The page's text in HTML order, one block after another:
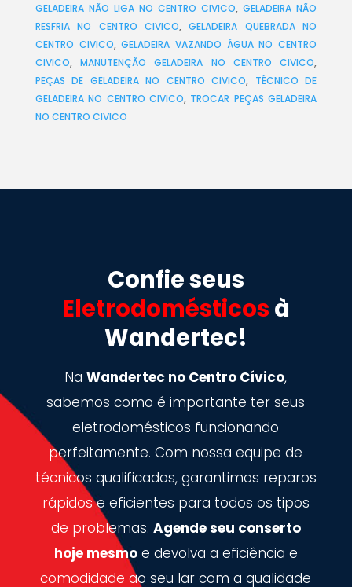
GELADEIRA NÃO LIGA NO CENTRO CIVICO,GELADEIRA NÃO
RESFRIA NO CENTRO CIVICO,GELADEIRA QUEBRADA NO
CENTRO CIVICO,GELADEIRA VAZANDO ÁGUA NO CENTRO
CIVICO,MANUTENÇÃO GELADEIRA NO CENTRO CIVICO,
PEÇAS DE GELADEIRA NO CENTRO CIVICO, TÉCNICO DE
GELADEIRA NO CENTRO CIVICO, TROCAR PEÇAS GELADEIRA
NO CENTRO CIVICO
Confie seus
Eletrodomésticos à
Wandertec!
NaWandertec no Centro Cívico,
sabemos como é importante ter seus
eletrodomésticos funcionando
perfeitamente. Com nossa equipe de
técnicos qualificados, garantimos reparos
rápidos e eficientes para todos os tipos
de problemas. Agende seu conserto
hoje mesmoe devolva a eficiência e
comodidade ao seu lar com a qualidade